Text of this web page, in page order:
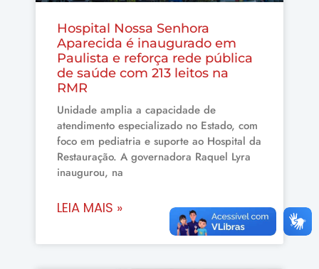
Hospital Nossa Senhora
Aparecida é inaugurado em
Paulista e reforça rede pública
de saúde com 213 leitos na
RMR
Unidade amplia a capacidade de
atendimento especializado no Estado, com
foco em pediatria e suporte ao Hospital da
Restauração. A governadora Raquel Lyra
inaugurou, na
LEIA MAIS »